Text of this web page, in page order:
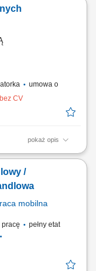
harmonogramów i
umowa o
CV
pokaż opis
organizacja ich pracy;
Kontrola jakości i
w
/
mobilna
pracę
pełny etat